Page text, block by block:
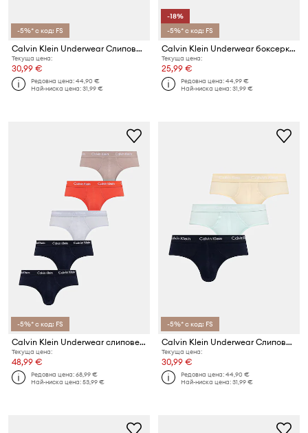
-5%* с код: FS
Calvin Klein Underwear Слипове мъжки от памук с еластан 3 броя
Текуща цена:
30,99 €
Редовна цена:44,90 €
Най-ниска цена:31,99 €
-18%
-5%* с код: FS
Calvin Klein Underwear боксерки мъжки от памук с еластан 3 броя
Текуща цена:
25,99 €
Редовна цена:44,99 €
Най-ниска цена:31,99 €
-5%* с код: FS
Calvin Klein Underwear слипове мъжки 5 броя
Текуща цена:
48,99 €
Редовна цена:68,99 €
Най-ниска цена:53,99 €
-5%* с код: FS
Calvin Klein Underwear Слипове мъжки от памук с еластан 3 броя
Текуща цена:
30,99 €
Редовна цена:44,90 €
Най-ниска цена:31,99 €